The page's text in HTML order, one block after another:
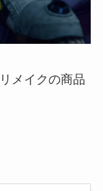
メイクの商品